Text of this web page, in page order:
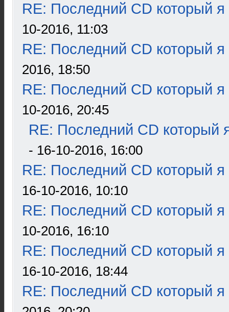
RE: Последний CD который я
10-2016, 11:03
RE: Последний CD который я
2016, 18:50
RE: Последний CD который я
10-2016, 20:45
RE: Последний CD который
- 16-10-2016, 16:00
RE: Последний CD который я
16-10-2016, 10:10
RE: Последний CD который я
10-2016, 16:10
RE: Последний CD который я
16-10-2016, 18:44
RE: Последний CD который я